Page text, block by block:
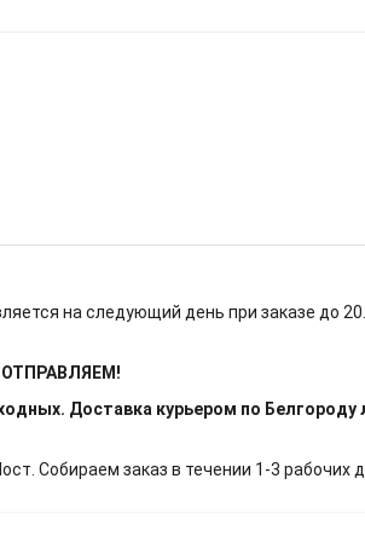
на следующий день при заказе до
ОТПРАВЛЯЕМ!
Доставка курьером по
Собираем заказ в течении 1-3 рабочих